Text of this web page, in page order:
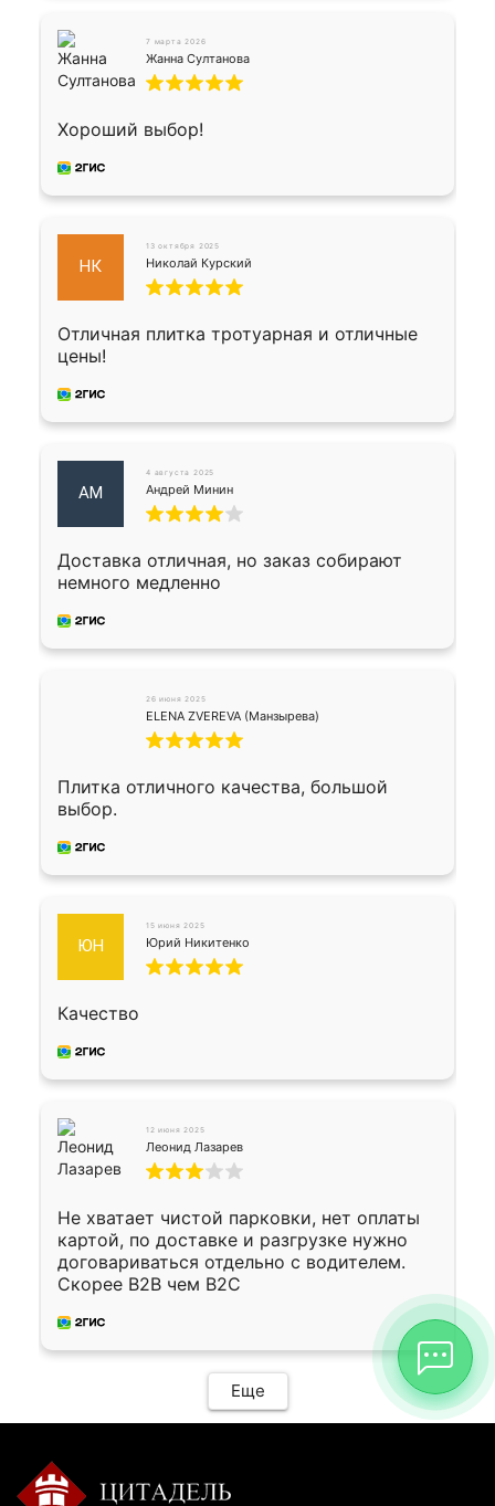
7 марта 2026
Жанна Султанова
Хороший выбор!
НК
13 октября 2025
Николай Курский
Отличная плитка тротуарная и отличные
цены!
АМ
4 августа 2025
Андрей Минин
Доставка отличная, но заказ собирают
немного медленно
26 июня 2025
ELENA ZVEREVA (Манзырева)
Плитка отличного качества, большой
выбор.
ЮН
15 июня 2025
Юрий Никитенко
Качество
12 июня 2025
Леонид Лазарев
Не хватает чистой парковки, нет оплаты
картой, по доставке и разгрузке нужно
договариваться отдельно с водителем.
Скорее B2B чем B2C
Еще